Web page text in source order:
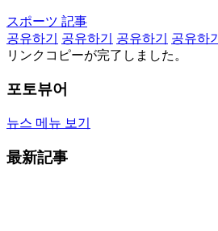
スポーツ 記事
공유하기
공유하기 공유하기 공유하기
リンクコピーが完了しました。
포토뷰어
뉴스 메뉴 보기
最新記事